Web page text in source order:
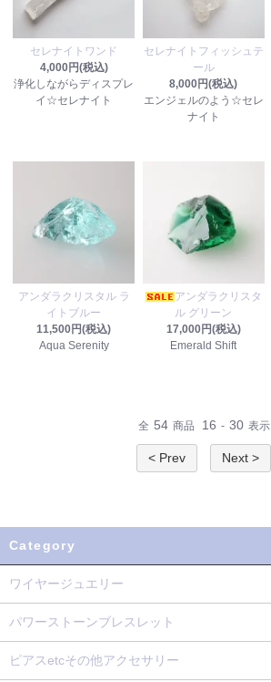
セレナイトワンド
4,000円(税込)
浄化しながらディスプレ
イ☆セレナイト
セレナイトフィッシュテ
ール
8,000円(税込)
エンジェルのよう☆セレ
ナイト
アンダラクリスタル ラ
イトブルー
11,500円(税込)
Aqua Serenity
アンダラクリスタ
ル グリーン
17,000円(税込)
Emerald Shift
全 54 商品 16 - 30 表示
< Prev Next >
Category
ワイヤージュエリー
パワーストーンブレスレット
ピアスetcその他アクセサリー